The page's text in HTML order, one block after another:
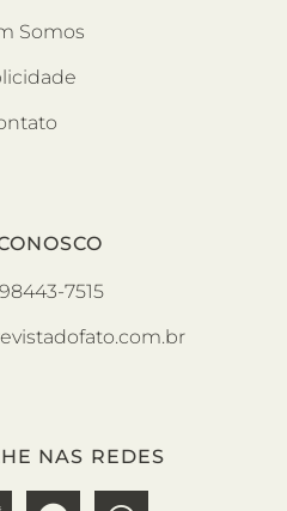
Somos
98443-7515
NAS REDES